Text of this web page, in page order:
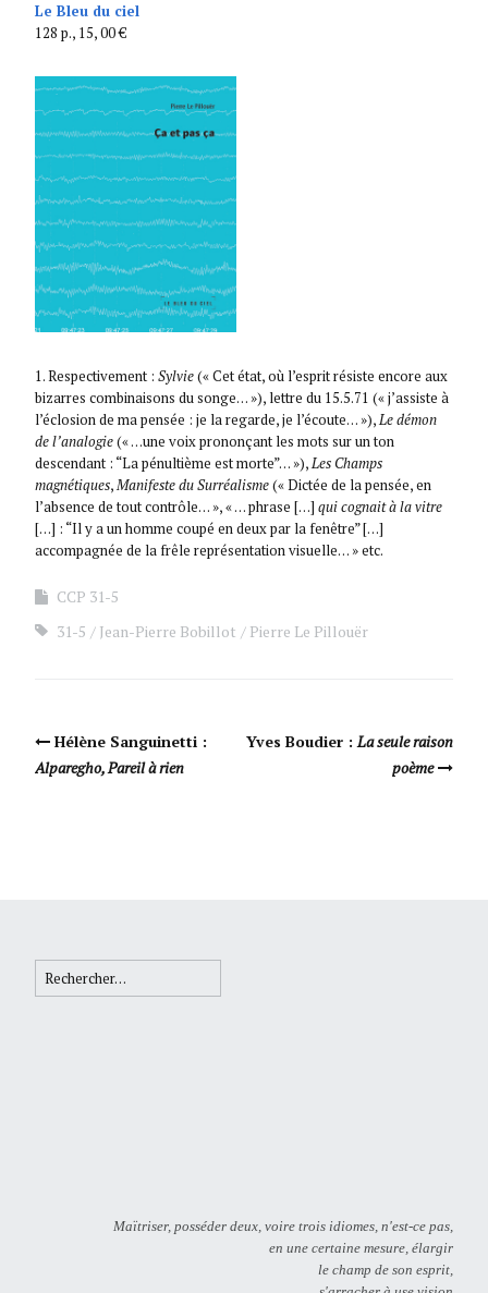
Le Bleu du ciel
128 p., 15, 00 €
1. Respectivement : Sylvie(« Cet état, où l’esprit résiste encore aux
bizarres combinaisons du songe… »), lettre du 15.5.71 (« j’assiste à
l’éclosion de ma pensée : je la regarde, je l’écoute… »),Le démon
de l’analogie(« …une voix prononçant les mots sur un ton
descendant : “La pénultième est morte”… »),Les Champs
magnétiques,Manifeste du Surréalisme(« Dictée de la pensée, en
l’absence de tout contrôle… », « … phrase […] qui cognait à la vitre
[…] : “Il y a un homme coupé en deux par la fenêtre” […]
accompagnée de la frêle représentation visuelle… » etc.
CCP 31-5
31-5
Jean-Pierre Bobillot Pierre Le Pillouër
Navigation Article
Hélène Sanguinetti :
Alparegho, Pareil à rien
Yves Boudier : La seule raison
poème
Rechercher :
Maïtriser, posséder deux, voire trois idiomes, n'est-ce pas,
en une certaine mesure, élargir
le champ de son esprit,